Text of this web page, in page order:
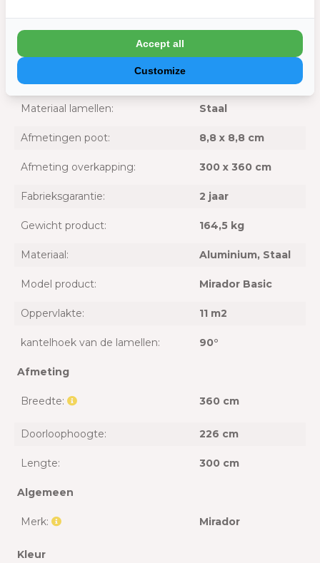
Specificaties
Materiaal lamellen: Staal
Afmetingen poot: 8,8 x 8,8 cm
Afmeting overkapping: 300 x 360 cm
Fabrieksgarantie: 2 jaar
Gewicht product: 164,5 kg
Materiaal: Aluminium, Staal
Model product: Mirador Basic
Oppervlakte: 11 m2
kantelhoek van de lamellen: 90°
Afmeting
Breedte: 360 cm
Doorloophoogte: 226 cm
Lengte: 300 cm
Algemeen
Merk: Mirador
Kleur
Customize
Accept all